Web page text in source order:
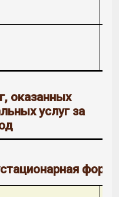
оказанных
услуг за